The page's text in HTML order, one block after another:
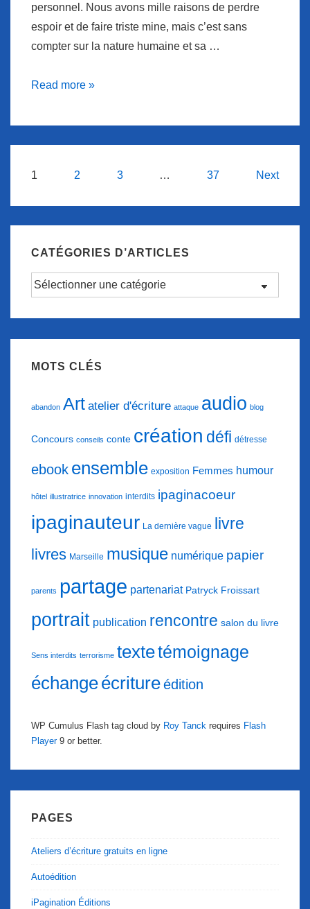
personnel. Nous avons mille raisons de perdre
espoir et de faire triste mine, mais c’est sans
compter sur la nature humaine et sa …
Coup
coeur
musical
l’année
Read more »
Navigation
articles
1 2 3 … 37 Next
CATÉGORIES D’ARTICLES
Catégories
d’articles
MOTS CLÉS
abandon Art atelier d'écriture attaque audio blog
Concours conseils conte création défi détresse
ebook ensemble exposition Femmes humour
hôtel illustratrice innovation interdits ipaginacoeur
ipaginauteur La dernière vague livre
livres Marseille musique numérique papier
parents partage partenariat Patryck Froissart
portrait publication rencontre salon du livre
Sens interdits terrorisme textetémoignage
échangeécritureédition
WP Cumulus Flash tag cloud by Roy Tanck requires Flash
Player9 or better.
PAGES
Ateliers d’écriture gratuits en ligne
Autoédition
iPagination Éditions